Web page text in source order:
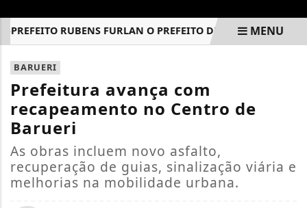
RUBENS FURLAN O PREFEITO DE BARUERI BETO
EM ALTA
MENU
BARUERI
Prefeitura avança com
recapeamento no Centro de
Barueri
As obras incluem novo asfalto,
recuperação de guias, sinalização viária e
melhorias na mobilidade urbana.